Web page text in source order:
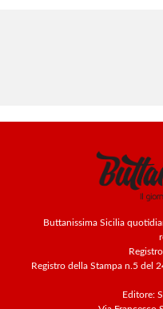
Buttanissima Sicilia
Registro della Stampa n.5 del
Editore: